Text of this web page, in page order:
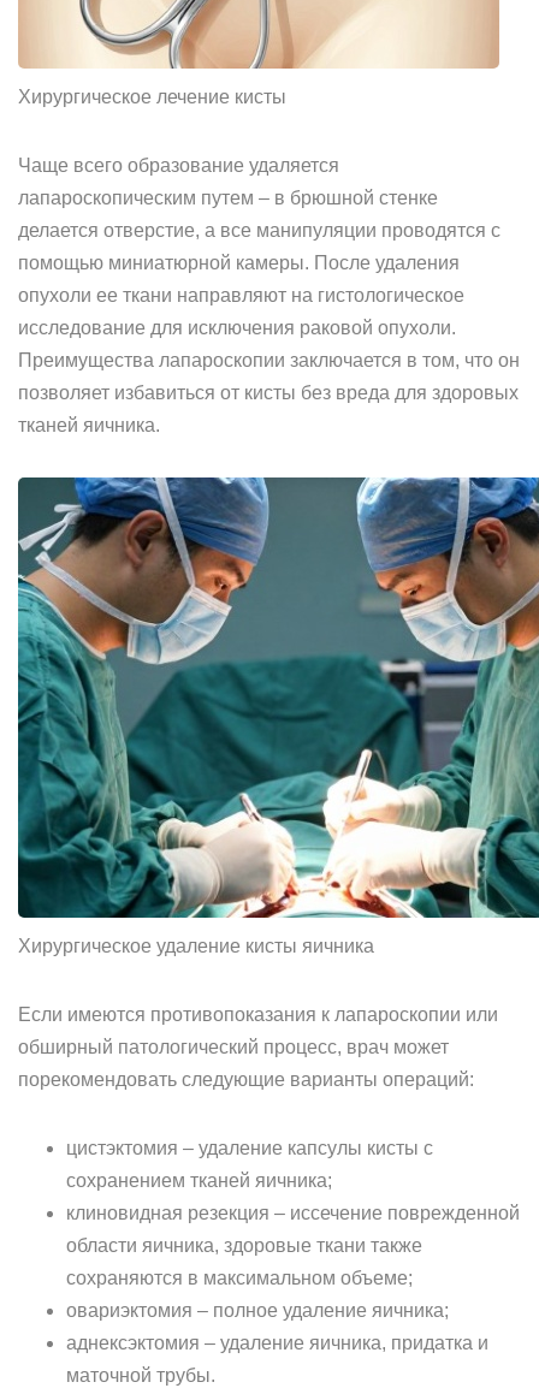
Хирургическое лечение кисты
Чаще всего образование удаляется
лапароскопическим путем – в брюшной стенке
делается отверстие, а все манипуляции проводятся с
помощью миниатюрной камеры. После удаления
опухоли ее ткани направляют на гистологическое
исследование для исключения раковой опухоли.
Преимущества лапароскопии заключается в том, что он
позволяет избавиться от кисты без вреда для здоровых
тканей яичника.
Хирургическое удаление кисты яичника
Если имеются противопоказания к лапароскопии или
обширный патологический процесс, врач может
порекомендовать следующие варианты операций:
цистэктомия – удаление капсулы кисты с
сохранением тканей яичника;
клиновидная резекция – иссечение поврежденной
области яичника, здоровые ткани также
сохраняются в максимальном объеме;
овариэктомия – полное удаление яичника;
аднексэктомия – удаление яичника, придатка и
маточной трубы.